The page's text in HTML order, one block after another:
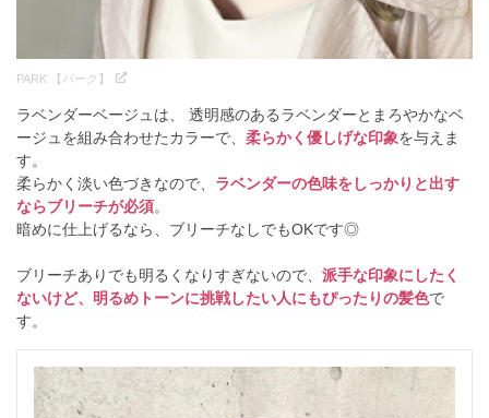
PARK 【パーク】
ラベンダーベージュは、 透明感のあるラベンダーとまろやかなベ
ージュを組み合わせたカラーで、 柔らかく優しげな印象を与えま
す。
柔らかく淡い色づきなので、 ラベンダーの色味をしっかりと出す
ならブリーチが必須。
暗めに仕上げるなら、ブリーチなしでもOKです◎
ブリーチありでも明るくなりすぎないので、 派手な印象にしたく
ないけど、明るめトーンに挑戦したい人にもぴったりの髪色で
す。